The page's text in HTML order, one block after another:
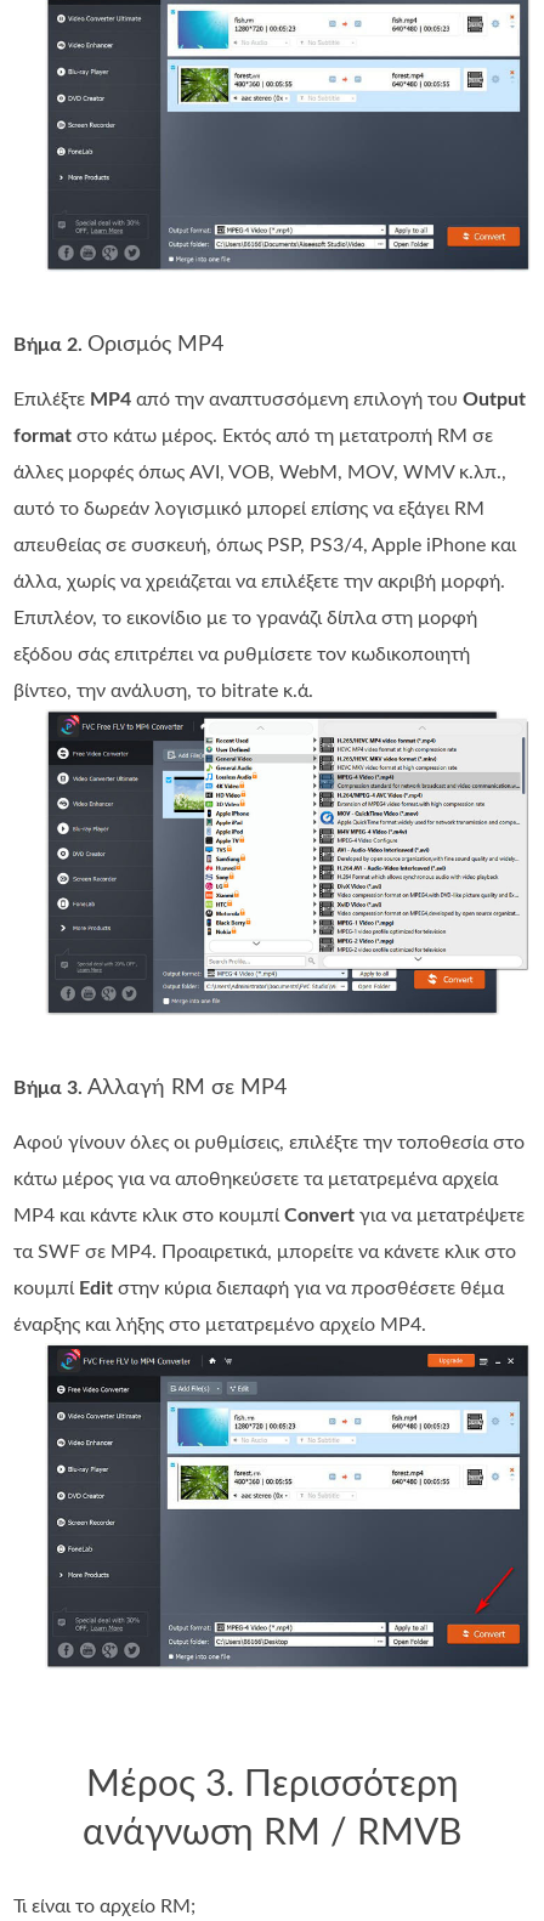
Βήμα 2.Ορισμός MP4
Επιλέξτε MP4 από την αναπτυσσόμενη επιλογή τουOutput
format στο κάτω μέρος. Εκτός από τη μετατροπή RM σε
άλλες μορφές όπως AVI, VOB, WebM, MOV, WMV κ.λπ.,
αυτό το δωρεάν λογισμικό μπορεί επίσης να εξάγει RM
απευθείας σε συσκευή, όπως PSP, PS3/4, Apple iPhone και
άλλα, χωρίς να χρειάζεται να επιλέξετε την ακριβή μορφή.
Επιπλέον, το εικονίδιο με το γρανάζι δίπλα στη μορφή
εξόδου σάς επιτρέπει να ρυθμίσετε τον κωδικοποιητή
βίντεο, την ανάλυση, το bitrate κ.ά.
Βήμα 3.Αλλαγή RM σε MP4
Αφού γίνουν όλες οι ρυθμίσεις, επιλέξτε την τοποθεσία στο
κάτω μέρος για να αποθηκεύσετε τα μετατρεμένα αρχεία
MP4 και κάντε κλικ στο κουμπίConvert για να μετατρέψετε
τα SWF σε MP4. Προαιρετικά, μπορείτε να κάνετε κλικ στο
κουμπί Edit στην κύρια διεπαφή για να προσθέσετε θέμα
έναρξης και λήξης στο μετατρεμένο αρχείο MP4.
Μέρος 3. Περισσότερη
ανάγνωση RM / RMVB
Τι είναι το αρχείο RM;